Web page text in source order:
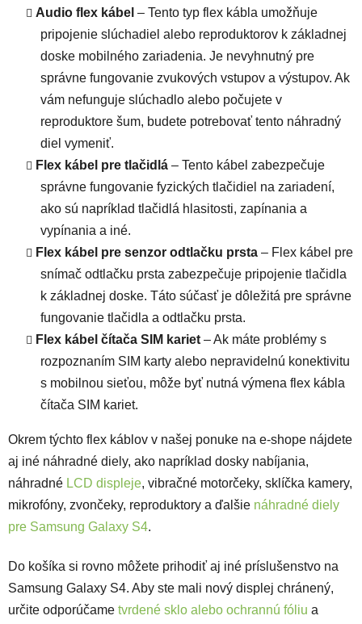
Audio flex kábel – Tento typ flex kábla umožňuje
pripojenie slúchadiel alebo reproduktorov k základnej
doske mobilného zariadenia. Je nevyhnutný pre
správne fungovanie zvukových vstupov a výstupov. Ak
vám nefunguje slúchadlo alebo počujete v
reproduktore šum, budete potrebovať tento náhradný
diel vymeniť.
Flex kábel pre tlačidlá – Tento kábel zabezpečuje
správne fungovanie fyzických tlačidiel na zariadení,
ako sú napríklad tlačidlá hlasitosti, zapínania a
vypínania a iné.
Flex kábel pre senzor odtlačku prsta – Flex kábel pre
snímač odtlačku prsta zabezpečuje pripojenie tlačidla
k základnej doske. Táto súčasť je dôležitá pre správne
fungovanie tlačidla a odtlačku prsta.
Flex kábel čítača SIM kariet – Ak máte problémy s
rozpoznaním SIM karty alebo nepravidelnú konektivitu
s mobilnou sieťou, môže byť nutná výmena flex kábla
čítača SIM kariet.
Okrem týchto flex káblov v našej ponuke na e-shope nájdete
aj iné náhradné diely, ako napríklad dosky nabíjania,
náhradné LCD displeje, vibračné motorčeky, sklíčka kamery,
mikrofóny, zvončeky, reproduktory a ďalšie náhradné diely
pre Samsung Galaxy S4.
Do košíka si rovno môžete prihodiť aj iné príslušenstvo na
Samsung Galaxy S4. Aby ste mali nový displej chránený,
určite odporúčame tvrdené sklo alebo ochrannú fóliu a